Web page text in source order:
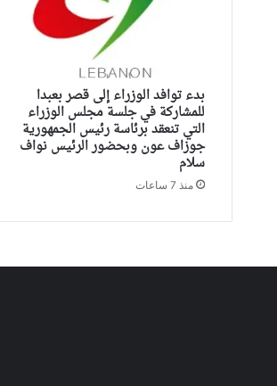
بدء توافد الوزراء إلى قصر بعبدا
للمشاركة في جلسة مجلس الوزراء
التي تنعقد برئاسة رئيس الجمهورية
جوزاف عون وبحضور الرئيس نواف
سلام
منذ 7 ساعات